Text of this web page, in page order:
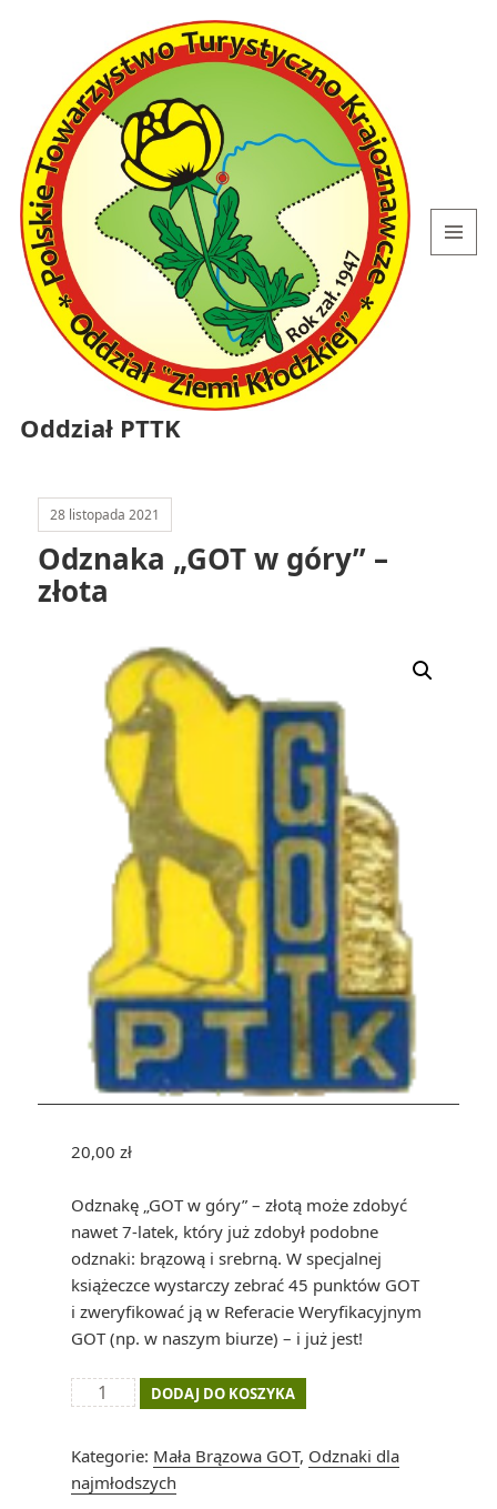
Oddział PTTK
28 listopada 2021
Odznaka „GOT w góry” –
złota
20,00 zł
Odznakę „GOT w góry” – złotą może zdobyć
nawet 7-latek, który już zdobył podobne
odznaki: brązową i srebrną. W specjalnej
książeczce wystarczy zebrać 45 punktów GOT
i zweryfikować ją w Referacie Weryfikacyjnym
GOT (np. w naszym biurze) – i już jest!
ilość
w
góry"
DODAJ DO KOSZYKA
Kategorie: Mała Brązowa GOT, Odznaki dla
najmłodszych